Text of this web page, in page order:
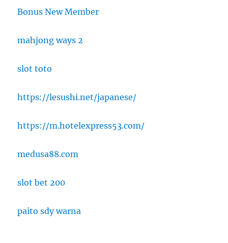
Bonus New Member
mahjong ways 2
slot toto
https://lesushi.net/japanese/
https://m.hotelexpress53.com/
medusa88.com
slot bet 200
paito sdy warna